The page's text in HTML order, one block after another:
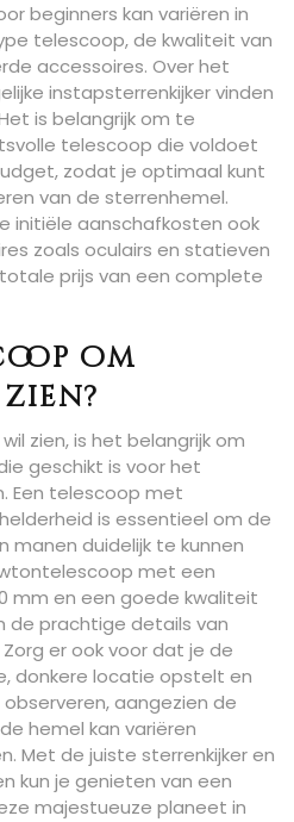
beginners kan variëren in
telescoop, de kwaliteit van
accessoires. Over het
instapsterrenkijker vinden
is belangrijk om te
telescoop die voldoet
zodat je optimaal kunt
van de sterrenhemel.
initiële aanschafkosten ook
zoals oculairs en statieven
prijs van een complete
om
zien, is het belangrijk om
geschikt is voor het
Een telescoop met
is essentieel om de
manen duidelijk te kunnen
met een
mm en een goede kwaliteit
de prachtige details van
er ook voor dat je de
donkere locatie opstelt en
aangezien de
hemel kan variëren
Met de juiste sterrenkijker en
kun je genieten van een
majestueuze planeet in